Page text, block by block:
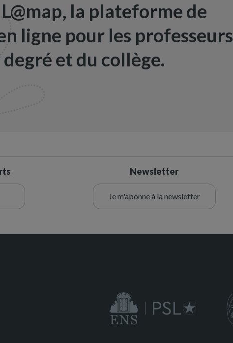
la plateforme de
ligne pour les professeurs
et du collège.
Newsletter
Je m'abonne à la newsletter